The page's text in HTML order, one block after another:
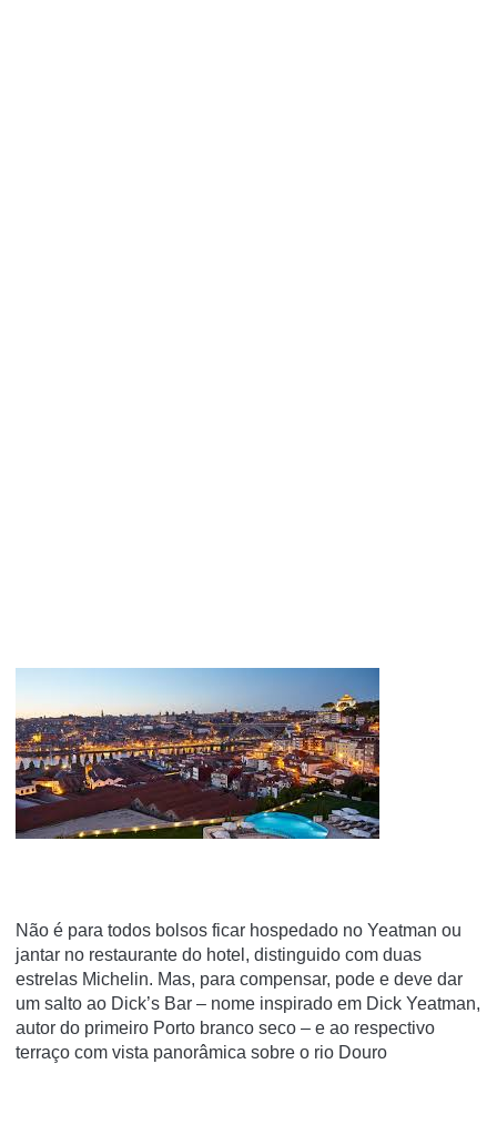
Não é para todos bolsos ficar hospedado no Yeatman ou
jantar no restaurante do hotel, distinguido com duas
estrelas Michelin. Mas, para compensar, pode e deve dar
um salto ao Dick’s Bar – nome inspirado em Dick Yeatman,
autor do primeiro Porto branco seco – e ao respectivo
terraço com vista panorâmica sobre o rio Douro